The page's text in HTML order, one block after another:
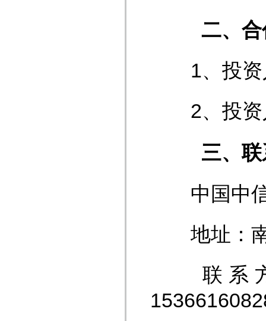
二、
1、投资
2、投资人
三、
中国中信
地址：南
联系方